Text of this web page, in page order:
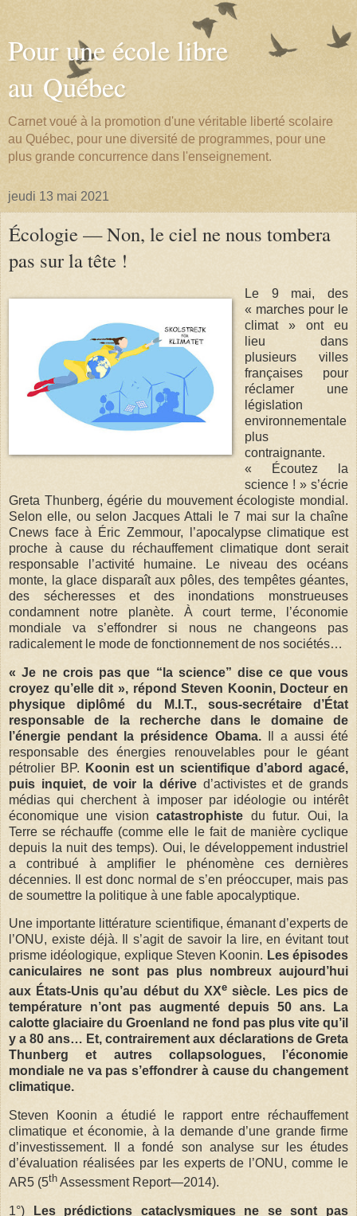
Pour une école libre
au Québec
Carnet voué à la promotion d'une véritable liberté scolaire
au Québec, pour une diversité de programmes, pour une
plus grande concurrence dans l'enseignement.
jeudi 13 mai 2021
Écologie — Non, le ciel ne nous tombera
pas sur la tête !
Le 9 mai, des
« marches pour le
climat » ont eu
lieu dans
plusieurs villes
françaises pour
réclamer une
législation
environnementale
plus
contraignante.
« Écoutez la
science ! » s’écrie
Greta Thunberg, égérie du mouvement écologiste mondial.
Selon elle, ou selon Jacques Attali le 7 mai sur la chaîne
Cnews face à Éric Zemmour, l’apocalypse climatique est
proche à cause du réchauffement climatique dont serait
responsable l’activité humaine. Le niveau des océans
monte, la glace disparaît aux pôles, des tempêtes géantes,
des sécheresses et des inondations monstrueuses
condamnent notre planète. À court terme, l’économie
mondiale va s’effondrer si nous ne changeons pas
radicalement le mode de fonctionnement de nos sociétés…
« Je ne crois pas que “la science” dise ce que vous
croyez qu’elle dit », répond Steven Koonin, Docteur en
physique diplômé du M.I.T., sous-secrétaire d’État
responsable de la recherche dans le domaine de
l’énergie pendant la présidence Obama.
Il a aussi été
responsable des énergies renouvelables pour le géant
pétrolier BP.
Koonin est un scientifique d’abord agacé,
puis inquiet, de voir la dérived’activistes et de grands
médias qui cherchent à imposer par idéologie ou intérêt
économique une visioncatastrophiste du futur. Oui, la
Terre se réchauffe (comme elle le fait de manière cyclique
depuis la nuit des temps). Oui, le développement industriel
a contribué à amplifier le phénomène ces dernières
décennies. Il est donc normal de s’en préoccuper, mais pas
de soumettre la politique à une fable apocalyptique.
Une importante littérature scientifique, émanant d’experts de
l’ONU, existe déjà. Il s’agit de savoir la lire, en évitant tout
prisme idéologique, explique Steven Koonin. Les épisodes
caniculaires ne sont pas plus nombreux aujourd’hui
aux États-Unis qu’au début du XXe siècle. Les pics de
température n’ont pas augmenté depuis 50 ans. La
calotte glaciaire du Groenland ne fond pas plus vite qu’il
y a 80 ans… Et, contrairement aux déclarations de Greta
Thunberg et autres collapsologues, l’économie
mondiale ne va pas s’effondrer à cause du changement
climatique.
Steven Koonin a étudié le rapport entre réchauffement
climatique et économie, à la demande d’une grande firme
d’investissement. Il a fondé son analyse sur les études
d’évaluation réalisées par les experts de l’ONU, comme le
AR5 (5th Assessment Report—2014).
1°)
Les prédictions cataclysmiques ne se sont pas